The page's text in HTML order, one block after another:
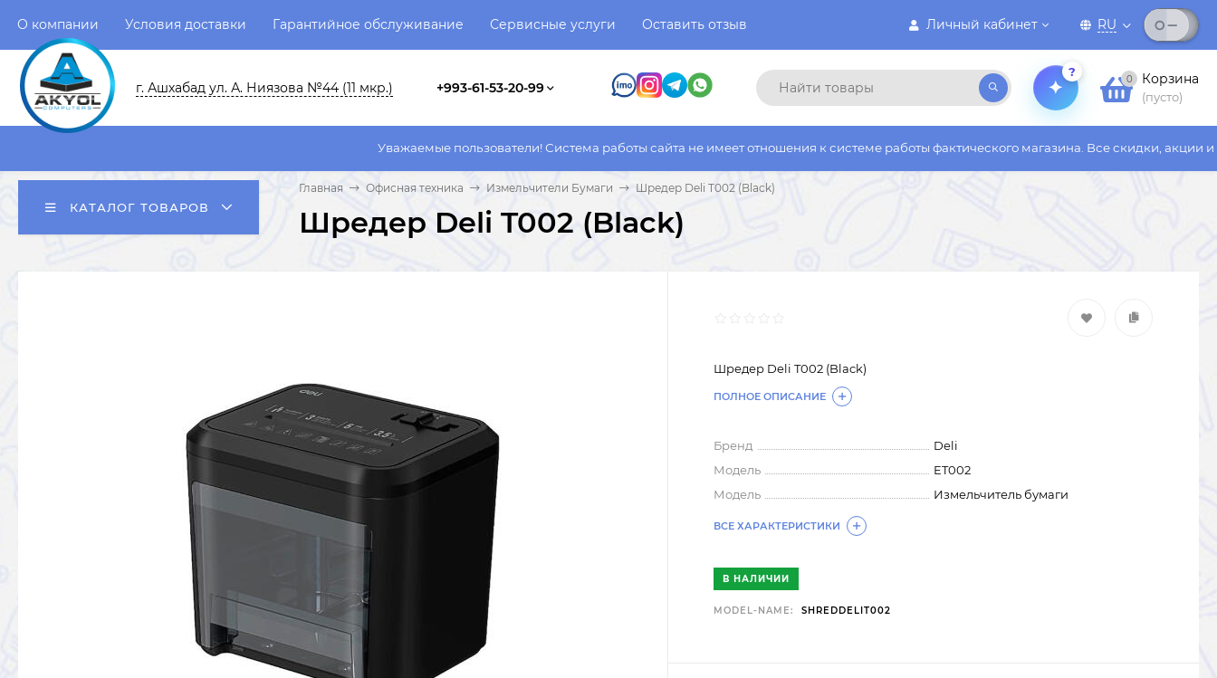
Личный кабинет RU
О компании Условия доставки Гарантийное обслуживание Сервисные услуги Оставить отзыв
г. Ашхабад ул. А. Ниязова №44 (11 мкр.) +993-61-53-20-99
?
0 Корзина
(пусто)
Уважаемые пользователи! Система работы сайта не имеет отношения к системе работы фактического магазина. Все скидки, акции и бонусы
КАТАЛОГ ТОВАРОВ
Главная Офисная техника Измельчители Бумаги Шредер Deli T002 (Black)
Шредер Deli T002 (Black)
Шредер Deli T002 (Black)
ПОЛНОЕ ОПИСАНИЕ
Бренд
Deli
Модель
ET002
Модель
Измельчитель бумаги
ВСЕ ХАРАКТЕРИСТИКИ
В НАЛИЧИИ
MODEL-NAME: SHREDDELIT002